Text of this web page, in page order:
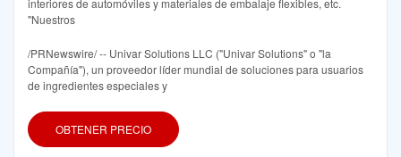
"Nuestros
/PRNewswire/ -- Univar Solutions LLC ("Univar Solutions" o "la
Compañía"), un proveedor líder mundial de soluciones para usuarios
de ingredientes especiales y
OBTENER PRECIO